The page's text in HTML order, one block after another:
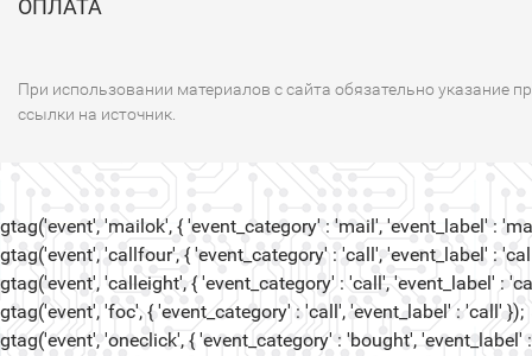
ОПЛАТА
При использовании материалов с сайта обязательно указание
ссылки на источник.
gtag('event', 'mailok', { 'event_category' : 'mail', 'event_label' :
gtag('event', 'callfour', { 'event_category' : 'call', 'event_label' :
gtag('event', 'calleight', { 'event_category' : 'call', 'event_label' :
gtag('event', 'foc', { 'event_category' : 'call', 'event_label' : 'call' });
gtag('event', 'oneclick', { 'event_category' : 'bought', 'event_label' :